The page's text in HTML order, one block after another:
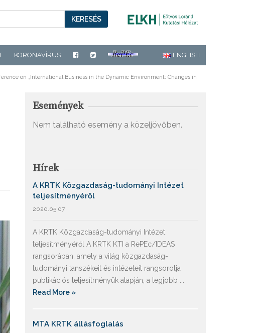
KERESÉS
KORONAVÍRUS ENGLISH
on „International Business in the Dynamic Environment: Changes in
Események
Nem található esemény a közeljövőben.
Hírek
A KRTK Közgazdaság-tudományi Intézet
teljesítményéről
2020.05.07.
A KRTK Közgazdaság-tudományi Intézet
teljesítményéről A KRTK KTI a RePEc/IDEAS
rangsorában, amely a világ közgazdaság-
tudományi tanszékeit és intézeteit rangsorolja
publikációs teljesítményük alapján, a legjobb ...
Read More »
MTA KRTK állásfoglalás